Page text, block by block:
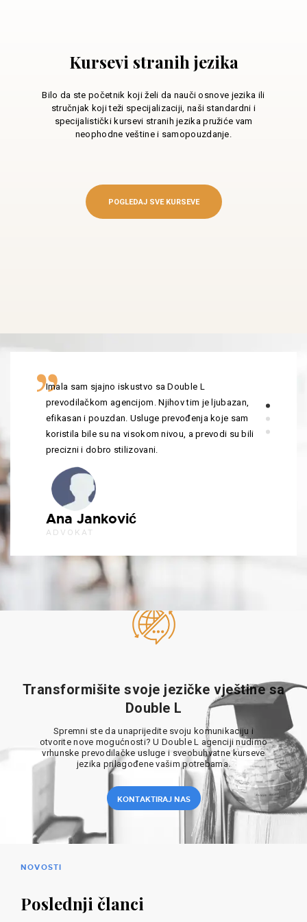
Kursevi stranih jezika
Bilo da ste početnik koji želi da nauči osnove jezika ili
stručnjak koji teži specijalizaciji, naši standardni i
specijalistički kursevi stranih jezika pružiće vam
neophodne veštine i samopouzdanje.
POGLEDAJ SVE KURSEVE
Imala sam sjajno iskustvo sa Double L
prevodilačkom agencijom. Njihov tim je ljubazan,
efikasan i pouzdan. Usluge prevođenja koje sam
koristila bile su na visokom nivou, a prevodi su bili
precizni i dobro stilizovani.
Ana Janković
ADVOKAT
Transformišite svoje jezičke vještine sa
Double L
Spremni ste da unaprijedite svoju komunikaciju i
otvorite nove mogućnosti? U Double L agenciji nudimo
vrhunske prevodilačke usluge i sveobuhvatne kurseve
jezika prilagođene vašim potrebama.
KONTAKTIRAJ NAS
NOVOSTI
Poslednji članci